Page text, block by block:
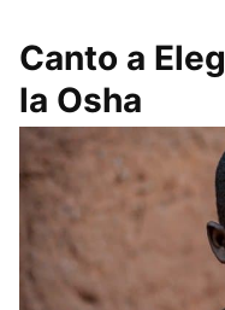
Canto a
la Osha